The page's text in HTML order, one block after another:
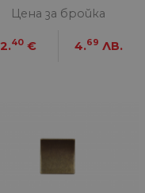
Цена за бройка
2.40 € 4.69 ЛВ.